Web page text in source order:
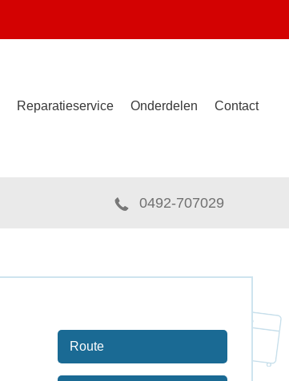
Reparatieservice Onderdelen Contact
0492-707029
Route